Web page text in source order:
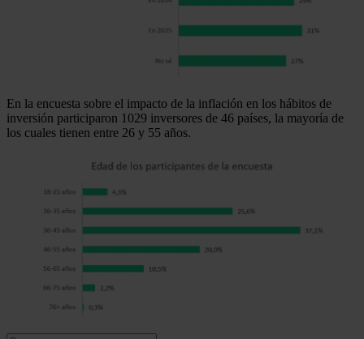
En la encuesta sobre el impacto de la inflación en los hábitos de
inversión participaron 1029 inversores de 46 países, la mayoría de
los cuales tienen entre 26 y 55 años.